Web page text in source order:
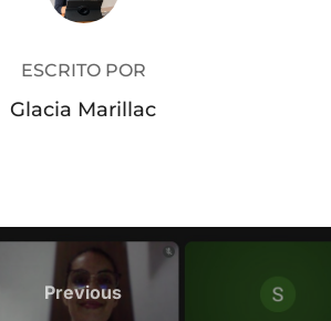
ESCRITO POR
Glacia Marillac
Previous
Previous